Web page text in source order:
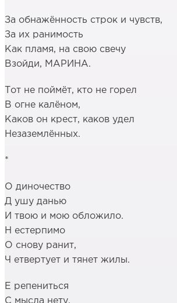
За обнажённость строк и чувств,
За их ранимость
Как пламя, на свою свечу
Взойди, МАРИНА.
Тот не поймёт, кто не горел
В огне калёном,
Каков он крест, каков удел
Незаземлённых.
*
О диночество
Д ушу данью
И твою и мою обложило.
Н естерпимо
О снову ранит,
Ч етвертует и тянет жилы.
Е репениться
С мысла нету.